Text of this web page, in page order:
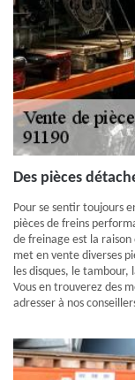
Des pièces
Pour se sentir toujours
pièces de freins
de freinage est la raison
met en vente diverses
les disques, le
Vous en trouverez des
adresser à nos